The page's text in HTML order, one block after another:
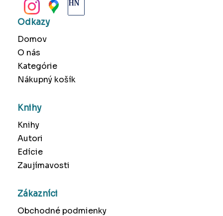
Odkazy
Domov
O nás
Kategórie
Nákupný košík
Knihy
Knihy
Autori
Edície
Zaujímavosti
Zákazníci
Obchodné podmienky